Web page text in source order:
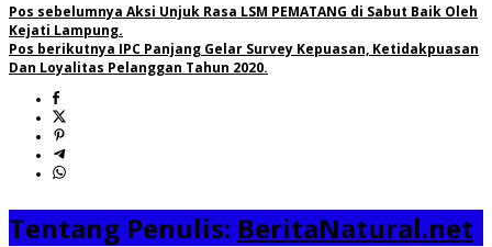
Pos sebelumnya Aksi Unjuk Rasa LSM PEMATANG di Sabut Baik Oleh
Kejati Lampung.
Pos berikutnya IPC Panjang Gelar Survey Kepuasan, Ketidakpuasan
Dan Loyalitas Pelanggan Tahun 2020.
Tentang Penulis: BeritaNatural.net